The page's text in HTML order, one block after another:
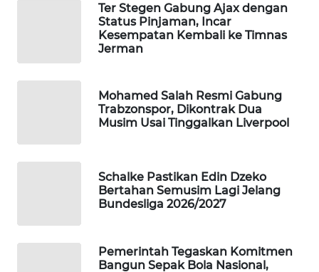
Ter Stegen Gabung Ajax dengan
Status Pinjaman, Incar
Kesempatan Kembali ke Timnas
Jerman
Mohamed Salah Resmi Gabung
Trabzonspor, Dikontrak Dua
Musim Usai Tinggalkan Liverpool
Schalke Pastikan Edin Dzeko
Bertahan Semusim Lagi Jelang
Bundesliga 2026/2027
Pemerintah Tegaskan Komitmen
Bangun Sepak Bola Nasional,
PERSONA